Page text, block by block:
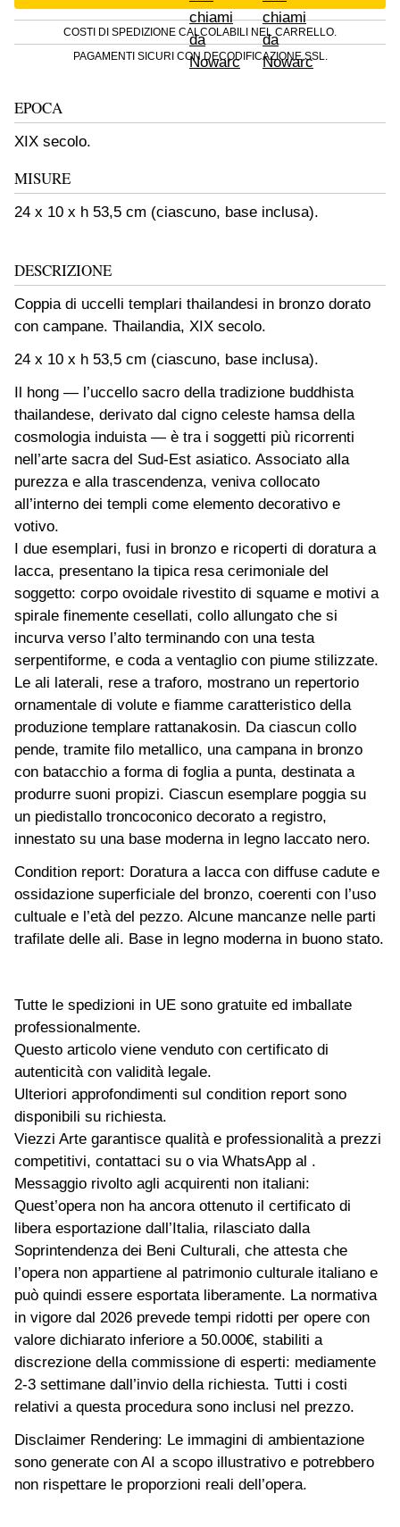
COSTI DI SPEDIZIONE CALCOLABILI NEL CARRELLO.
PAGAMENTI SICURI CON DECODIFICAZIONE SSL.
EPOCA
XIX secolo.
MISURE
24 x 10 x h 53,5 cm (ciascuno, base inclusa).
DESCRIZIONE
Coppia di uccelli templari thailandesi in bronzo dorato
con campane. Thailandia, XIX secolo.
24 x 10 x h 53,5 cm (ciascuno, base inclusa).
Il hong — l’uccello sacro della tradizione buddhista
thailandese, derivato dal cigno celeste hamsa della
cosmologia induista — è tra i soggetti più ricorrenti
nell’arte sacra del Sud-Est asiatico. Associato alla
purezza e alla trascendenza, veniva collocato
all’interno dei templi come elemento decorativo e
votivo.
I due esemplari, fusi in bronzo e ricoperti di doratura a
lacca, presentano la tipica resa cerimoniale del
soggetto: corpo ovoidale rivestito di squame e motivi a
spirale finemente cesellati, collo allungato che si
incurva verso l’alto terminando con una testa
serpentiforme, e coda a ventaglio con piume stilizzate.
Le ali laterali, rese a traforo, mostrano un repertorio
ornamentale di volute e fiamme caratteristico della
produzione templare rattanakosin. Da ciascun collo
pende, tramite filo metallico, una campana in bronzo
con batacchio a forma di foglia a punta, destinata a
produrre suoni propizi. Ciascun esemplare poggia su
un piedistallo troncoconico decorato a registro,
innestato su una base moderna in legno laccato nero.
Condition report: Doratura a lacca con diffuse cadute e
ossidazione superficiale del bronzo, coerenti con l’uso
cultuale e l’età del pezzo. Alcune mancanze nelle parti
trafilate delle ali. Base in legno moderna in buono stato.
Tutte le spedizioni in UE sono gratuite ed imballate
professionalmente.
Questo articolo viene venduto con certificato di
autenticità con validità legale.
Ulteriori approfondimenti sul condition report sono
disponibili su richiesta.
Viezzi Arte garantisce qualità e professionalità a prezzi
competitivi, contattaci su o via WhatsApp al .
Messaggio rivolto agli acquirenti non italiani:
Quest’opera non ha ancora ottenuto il certificato di
libera esportazione dall’Italia, rilasciato dalla
Soprintendenza dei Beni Culturali, che attesta che
l’opera non appartiene al patrimonio culturale italiano e
può quindi essere esportata liberamente. La normativa
in vigore dal 2026 prevede tempi ridotti per opere con
valore dichiarato inferiore a 50.000€, stabiliti a
discrezione della commissione di esperti: mediamente
2-3 settimane dall’invio della richiesta. Tutti i costi
relativi a questa procedura sono inclusi nel prezzo.
Disclaimer Rendering: Le immagini di ambientazione
sono generate con AI a scopo illustrativo e potrebbero
non rispettare le proporzioni reali dell’opera.